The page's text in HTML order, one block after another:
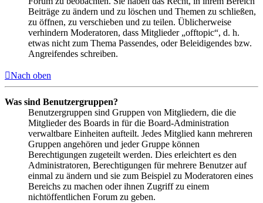
Beiträge zu ändern und zu löschen und Themen zu schließen,
zu öffnen, zu verschieben und zu teilen. Üblicherweise
verhindern Moderatoren, dass Mitglieder „offtopic“, d. h.
etwas nicht zum Thema Passendes, oder Beleidigendes bzw.
Angreifendes schreiben.
Nach oben
Was sind Benutzergruppen?
Benutzergruppen sind Gruppen von Mitgliedern, die die
Mitglieder des Boards in für die Board-Administration
verwaltbare Einheiten aufteilt. Jedes Mitglied kann mehreren
Gruppen angehören und jeder Gruppe können
Berechtigungen zugeteilt werden. Dies erleichtert es den
Administratoren, Berechtigungen für mehrere Benutzer auf
einmal zu ändern und sie zum Beispiel zu Moderatoren eines
Bereichs zu machen oder ihnen Zugriff zu einem
nichtöffentlichen Forum zu geben.